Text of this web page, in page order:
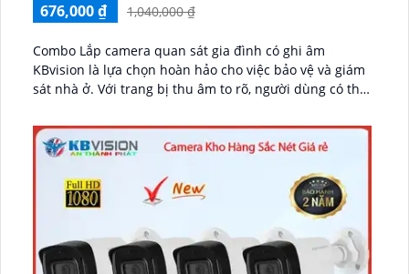
676,000 ₫
1,040,000 ₫
Combo Lắp camera quan sát gia đình có ghi âm
KBvision là lựa chọn hoàn hảo cho việc bảo vệ và giám
sát nhà ở. Với trang bị thu âm to rõ, người dùng có thể
tuyệt đối...